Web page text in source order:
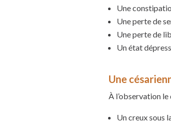
Une
Une perte de
Une perte de
Un état
Une
À l’observation
Un creux sous